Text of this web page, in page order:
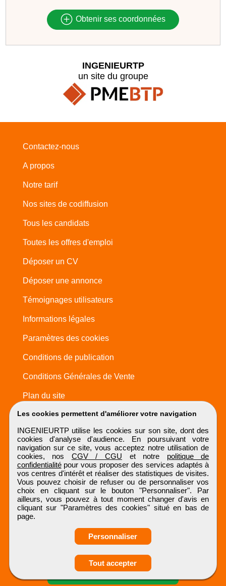
Obtenir ses
coordonnées
Obtenir ses coordonnées
Les cookies permettent d'améliorer votre navigation
INGENIEURTP utilise les cookies sur son site, dont des
cookies d'analyse d'audience. En poursuivant votre
navigation sur ce site, vous acceptez notre utilisation de
cookies, nos CGV / CGU et notre politique de
confidentialitépour vous proposer des services adaptés à
vos centres d'intérêt et réaliser des statistiques de visites.
Vous pouvez choisir de refuser ou de personnaliser vos
choix en cliquant sur le bouton "Personnaliser". Par
ailleurs, vous pouvez à tout moment changer d'avis en
cliquant sur "Paramètres des cookies" situé en bas de
page.
Personnaliser
Tout accepter
INGENIEURTP
un site du groupe
Contactez-nous
A propos
Notre tarif
Nos sites de codiffusion
Tous les candidats
Toutes les offres d'emploi
Déposer un CV
Déposer une annonce
Témoignages utilisateurs
Informations légales
Paramètres des cookies
Conditions de publication
Conditions Générales de Vente
Plan du site
INGENIEURTP
Tous droits réservés © 1999 - 2026